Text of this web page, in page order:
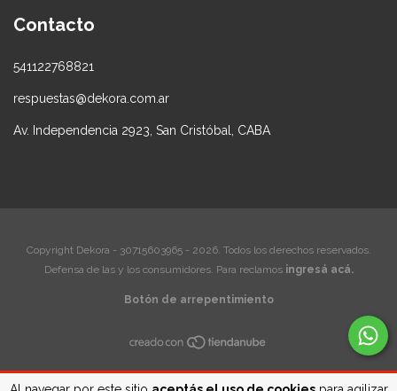
Contacto
541122768821
respuestas@dekora.com.ar
Av. Independencia 2923, San Cristóbal, CABA
Copyright Dekora - 30715603965 - 2026. Todos los derechos reservados.
Defensa de las y los consumidores. Para reclamos ingresá acá.
Botón de arrepentimiento